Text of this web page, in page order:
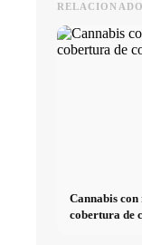
RELACIONADO
Cannabis
cobertura de